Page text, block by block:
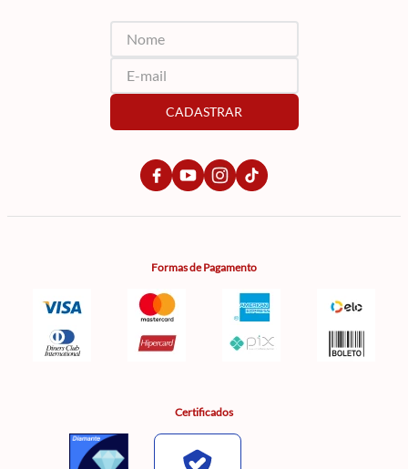
CADASTRAR
Formas de Pagamento
Certificados